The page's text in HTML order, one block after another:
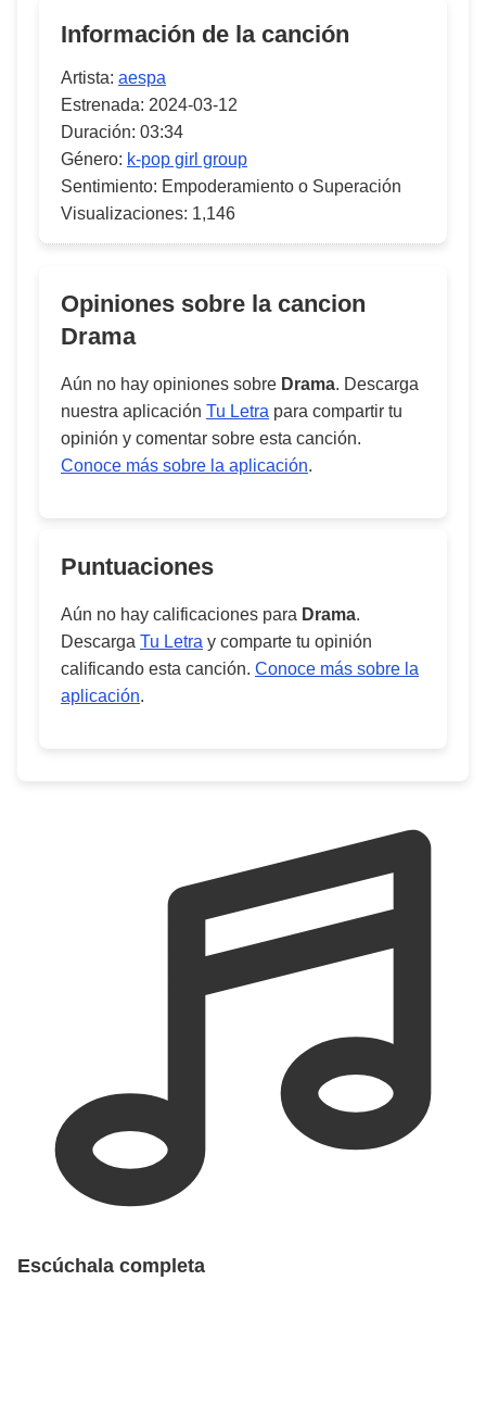
Información de la canción
Artista: aespa
Estrenada: 2024-03-12
Duración: 03:34
Género: k-pop girl group
Sentimiento: Empoderamiento o Superación
Visualizaciones: 1,146
Opiniones sobre la cancion
Drama
Aún no hay opiniones sobre Drama. Descarga
nuestra aplicación Tu Letra para compartir tu
opinión y comentar sobre esta canción.
Conoce más sobre la aplicación.
Puntuaciones
Aún no hay calificaciones para Drama.
Descarga Tu Letra y comparte tu opinión
calificando esta canción. Conoce más sobre la
aplicación.
Escúchala completa